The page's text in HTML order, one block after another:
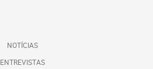
NOTÍCIAS
ENTREVISTAS